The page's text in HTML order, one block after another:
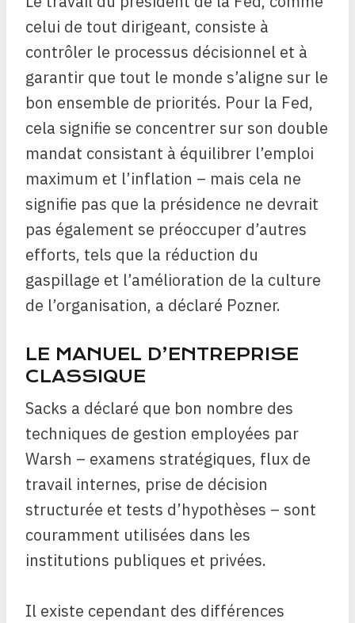
celui de tout dirigeant, consiste à
contrôler le processus décisionnel et à
garantir que tout le monde s’aligne sur le
bon ensemble de priorités. Pour la Fed,
cela signifie se concentrer sur son double
mandat consistant à équilibrer l’emploi
maximum et l’inflation – mais cela ne
signifie pas que la présidence ne devrait
pas également se préoccuper d’autres
efforts, tels que la réduction du
gaspillage et l’amélioration de la culture
de l’organisation, a déclaré Pozner.
LE MANUEL D’ENTREPRISE
CLASSIQUE
Sacks a déclaré que bon nombre des
techniques de gestion employées par
Warsh – examens stratégiques, flux de
travail internes, prise de décision
structurée et tests d’hypothèses – sont
couramment utilisées dans les
institutions publiques et privées.
Il existe cependant des différences